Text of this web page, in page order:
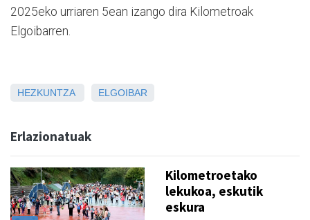
2025eko urriaren 5ean izango dira Kilometroak
Elgoibarren.
HEZKUNTZA ELGOIBAR
Erlazionatuak
Kilometroetako
lekukoa, eskutik
eskura